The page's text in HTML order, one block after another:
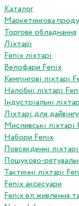
Каталог
Маркетингова
Торгове обладнання
Ліхтарі
Fenix ліхтарі
Велофари Fenix
Кемпінгові ліхтарі
Налобні ліхтарі
Індустріальні
Ліхтарі для
Мисливські ліхтарі
Набори Fenix
Повсякденні
Пошуково-
Тактичні ліхтарі
Fenix аксесуари
Fenix ел живлення